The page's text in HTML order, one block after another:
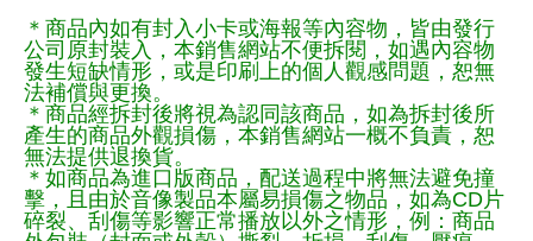
＊商品內如有封入小卡或海報等內容物，皆由發行
公司原封裝入，本銷售網站不便拆閱，如遇內容物
發生短缺情形，或是印刷上的個人觀感問題，恕無
法補償與更換。
＊商品經拆封後將視為認同該商品，如為拆封後所
產生的商品外觀損傷，本銷售網站一概不負責，恕
無法提供退換貨。
＊如商品為進口版商品，配送過程中將無法避免撞
擊，且由於音像製品本屬易損傷之物品，如為CD片
碎裂、刮傷等影響正常播放以外之情形，例：商品